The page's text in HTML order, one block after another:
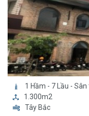
1 Hầm - 7 Lầu -
1.300m2
Tây Bắc